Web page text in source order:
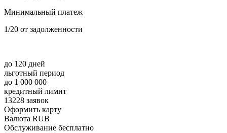
Минимальный платеж
1/20 от задолженности
до 120 дней
льготный период
до 1 000 000
кредитный лимит
13228 заявок
Оформить карту
Валюта RUB
Обслуживание бесплатно